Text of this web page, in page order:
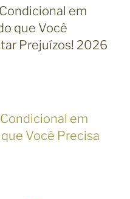
em
que Você
Prejuízos! 2026
em
Você Precisa